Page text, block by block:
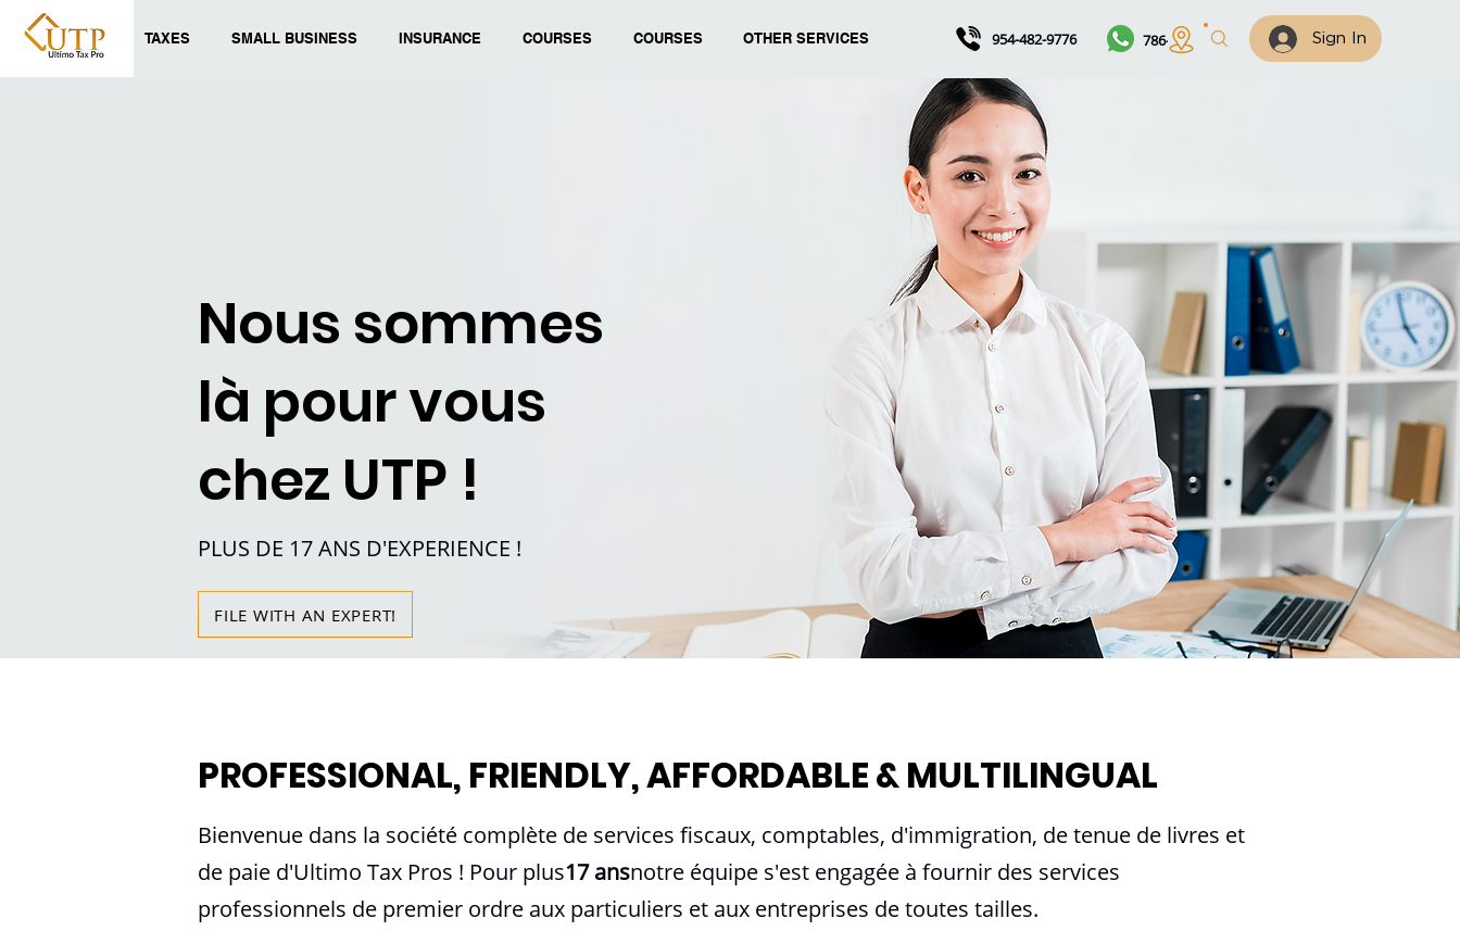
TAXES SMALL BUSINESS INSURANCE COURSES COURSES OTHER SERVICES 954-482-9776 786-461-7122 Sign In
Nous sommes
là pour vous
chez UTP !
PLUS DE 17 ANS D'EXPERIENCE !
FILE WITH AN EXPERT!
PROFESSIONAL, FRIENDLY, AFFORDABLE & MULTILINGUAL
Bienvenue dans la société complète de services fiscaux, comptables, d'immigration, de tenue de livres et
de paie d'Ultimo Tax Pros ! Pour plus17 ansnotre équipe s'est engagée à fournir des services
professionnels de premier ordre aux particuliers et aux entreprises de toutes tailles.